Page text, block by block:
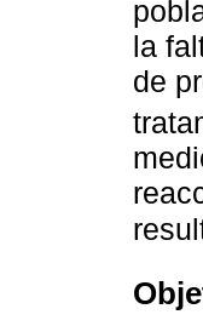
la
de